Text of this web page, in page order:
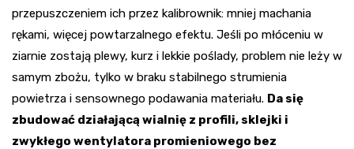
przepuszczeniem ich przez kalibrownik: mniej machania
rękami, więcej powtarzalnego efektu. Jeśli po młóceniu w
ziarnie zostają plewy, kurz i lekkie poślady, problem nie leży w
samym zbożu, tylko w braku stabilnego strumienia
powietrza i sensownego podawania materiału. Da się
zbudować działającą wialnię z profili, sklejki i
zwykłego wentylatora promieniowego bez